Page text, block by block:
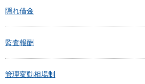
隠れ借金
監査報酬
管理変動相場制